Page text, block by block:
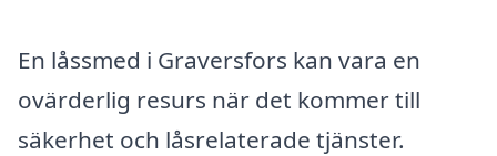
En låssmed i Graversfors kan vara en
ovärderlig resurs när det kommer till
säkerhet och låsrelaterade tjänster.